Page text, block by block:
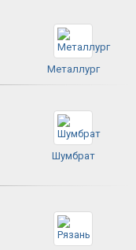
Металлург
Шумбрат